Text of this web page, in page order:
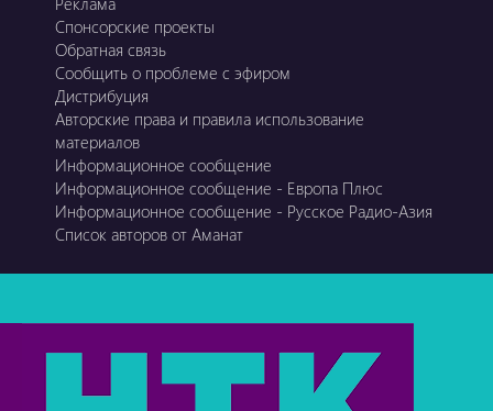
Спонсорские проекты
Обратная связь
Сообщить о проблеме с эфиром
Дистрибуция
Авторские права и правила использование
материалов
Информационное сообщение
Информационное сообщение - Европа Плюс
Информационное сообщение - Русское Радио-Азия
Список авторов от Аманат